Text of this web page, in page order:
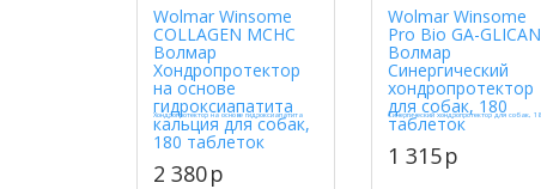
Wolmar Winsome
COLLAGEN MCHC
Волмар
Хондропротектор
на основе
гидроксиапатита
кальция для собак,
180 таблеток
2 380p
Wolmar Winsome
Pro Bio GA-GLICAN
Волмар
Синергический
хондропротектор
для собак, 180
таблеток
1 315p